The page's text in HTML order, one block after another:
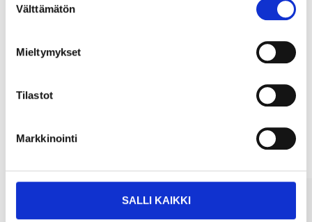
valinta
Välttämätön
Mieltymykset
Tilastot
Markkinointi
SALLI KAIKKI
Osta verkosta ja nouda tavaratalosta jo 2 tunnin kuluttua!
Muut asiakkaat ostivat myös